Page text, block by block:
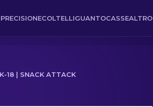
COLTELLIGUANTOCASSEALTRO
18 | SNACK ATTACK